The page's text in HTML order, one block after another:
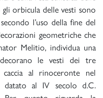
orbicula delle vesti sono
l’uso della fine del
geometriche che
Melitio, individua una
le vesti dei tre
al rinoceronte nel
datato al IV secolo d.C.